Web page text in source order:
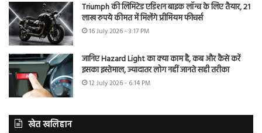
Triumph की लिमिटेड एडिशन बाइक लॉन्च के लिए तैयार, 21
लाख रुपये कीमत में मिलेंगे प्रीमियम फीचर्स
16 July 2026 - 3:17 PM
जानिए Hazard Light का क्या काम है, कब और कैसे करें
इसका इस्तेमाल, ज्यादातर लोग नहीं जानते सही तरीका
12 July 2026 - 6:14 PM
खेत खलिहान